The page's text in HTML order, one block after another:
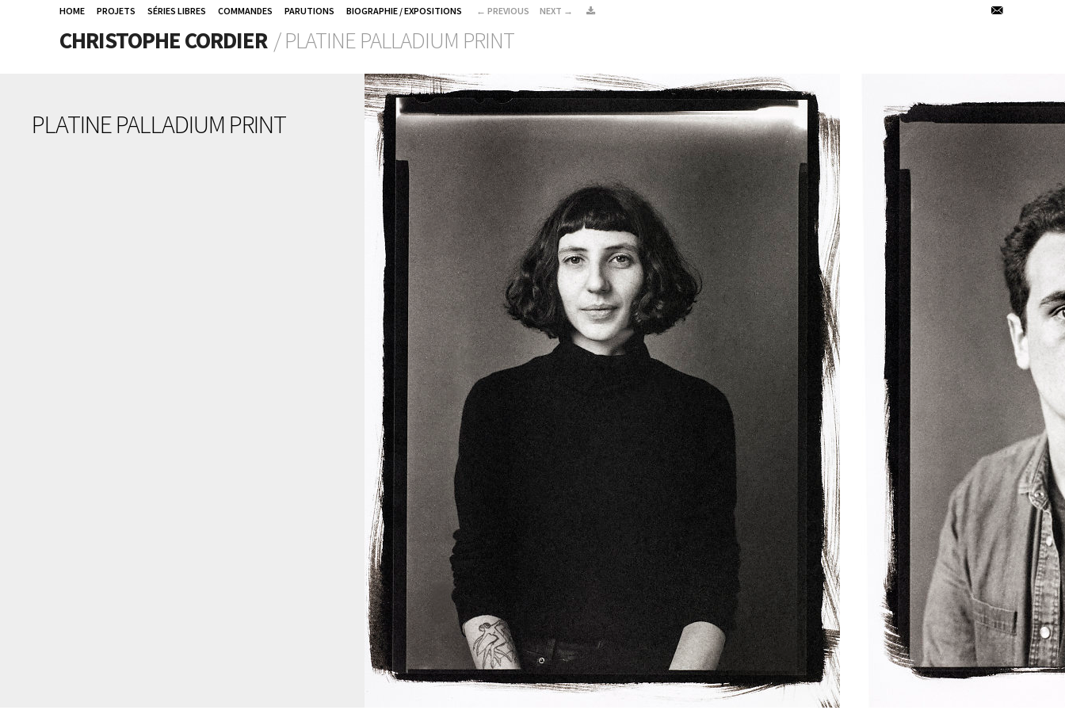
HOME PROJETS SÉRIES LIBRES COMMANDES PARUTIONS BIOGRAPHIE / EXPOSITIONS ← PREVIOUS NEXT →
CHRISTOPHE CORDIER / PLATINE PALLADIUM PRINT
PLATINE PALLADIUM PRINT